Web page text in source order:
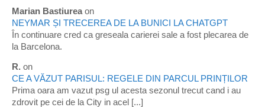
Marian Bastiurea on
NEYMAR ȘI TRECEREA DE LA BUNICI LA CHATGPT
În continuare cred ca greseala carierei sale a fost plecarea de
la Barcelona.
R. on
CE A VĂZUT PARISUL: REGELE DIN PARCUL PRINȚILOR
Prima oara am vazut psg ul acesta sezonul trecut cand i au
zdrovit pe cei de la City in acel [...]